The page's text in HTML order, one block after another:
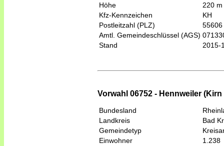
Höhe
220
Kfz-Kennzeichen
KH
Postleitzahl (PLZ)
55606
Amtl. Gemeindeschlüssel (AGS)
Stand
2015-
Vorwahl 06752 - Hennweiler (Kirn
Bundesland
Landkreis
Bad
Gemeindetyp
Einwohner
1.238